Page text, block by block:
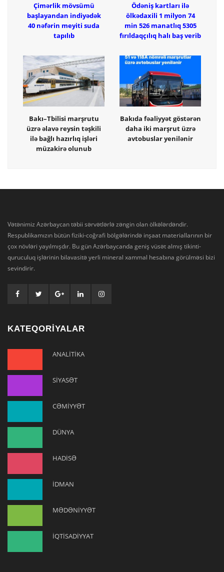
Çimərlik mövsümü
başlayandan indiyədək
40 nəfərin meyiti suda
tapılıb
Ödəniş kartları ilə
ölkədaxili 1 milyon 74
min 526 manatlıq 5305
fırıldaqçılıq halı baş verib
Bakı–Tbilisi marşrutu
üzrə əlavə reysin təşkili
ilə bağlı hazırlıq işləri
müzakirə olunub
Bakıda fəaliyyət göstərən
daha iki marşrut üzrə
avtobuslar yenilənir
Vətənimiz Azərbaycan təbii sərvətlərlə zəngin olan ölkələrdəndir.
Respublikamızın bütün fiziki-coğrafi bölgələrində inşaat materiallarının bir
çox növləri yayılmışdır. Bu gün Azərbaycanda geniş vüsət almış tikinti-
quruculuq işlərinin bilavasitə yerli mineral xammal hesabına görülməsi bizi
sevindirir.
KATEQORİYALAR
ANALİTİKA
SİYASƏT
CƏMİYYƏT
DÜNYA
HADİSƏ
İDMAN
MƏDƏNİYYƏT
İQTİSADİYYAT